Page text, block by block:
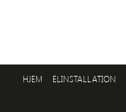
HJEM ELINSTALLATION